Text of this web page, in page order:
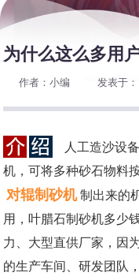
为什么这么多用
作者：小编 发表于
人工造沙设
机，可将多种砂石物料
对辊制砂机 制出来的
用，叶腊石制砂机多少
力、大型直供厂家，因
的生产车间、研发团队